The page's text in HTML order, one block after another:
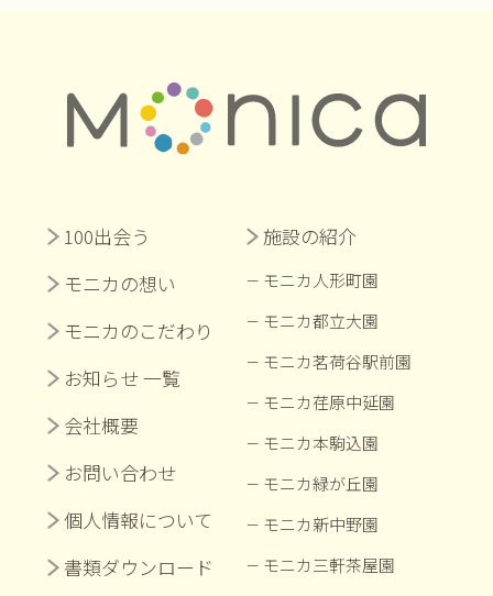
100出会う
モニカの想い
モニカのこだわり
お知らせ 一覧
会社概要
お問い合わせ
個人情報について
施設の紹介
モニカ人形町園
モニカ都立大園
モニカ茗荷谷駅前園
モニカ荏原中延園
モニカ本駒込園
モニカ緑が丘園
モニカ新中野園
モニカ三軒茶屋園
書類ダウンロード